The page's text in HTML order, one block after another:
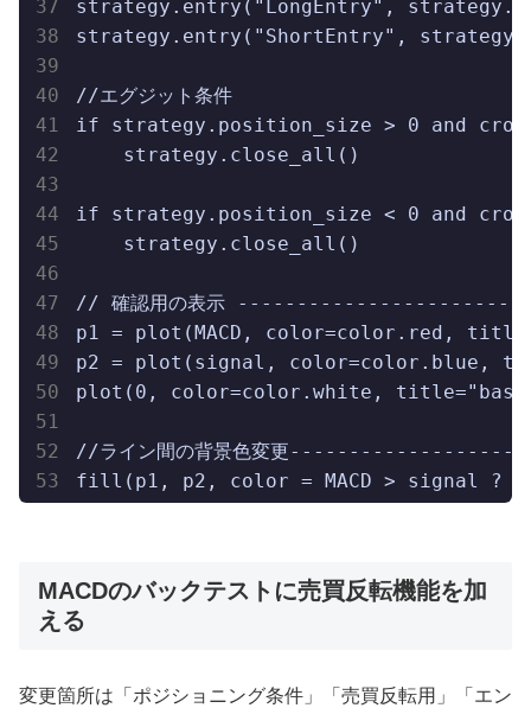
strategy.entry("LongEntry",
strategy.entry("ShortEntry",
//エグジット条件
if strategy.position_size > 0 and
    strategy.close_all()
if strategy.position_size < 0 and
    strategy.close_all()
// 確認用の表示
p1 = plot(MACD, color=color.red,
p2 = plot(signal, color=color.blue,
plot(0, color=color.white,
//ライン間の背景色変更
fill(p1, p2, color = MACD > signal ?
MACDのバックテストに売買反転機能を加
える
変更箇所は「ポジショニング条件」「売買反転用」「エン